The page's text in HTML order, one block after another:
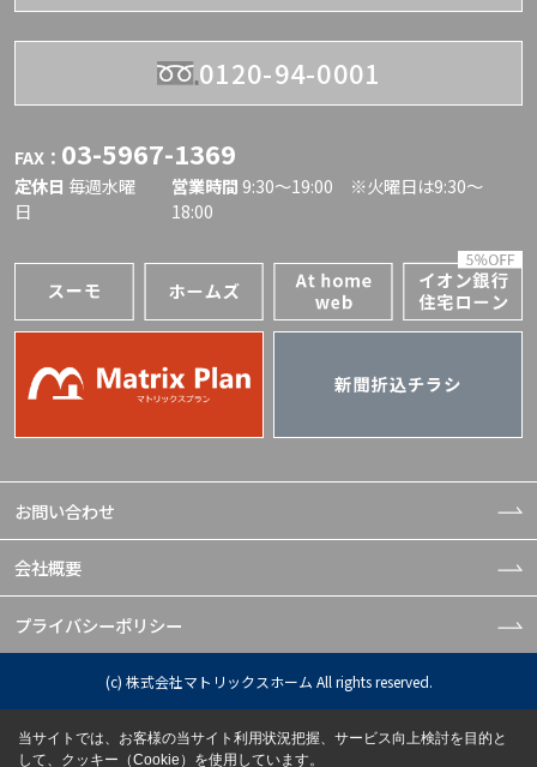
0120-94-0001
FAX： 03-5967-1369
定休日 毎週水曜
日
営業時間 9:30〜19:00 ※火曜日は9:30～
18:00
お問い合わせ
会社概要
プライバシーポリシー
(c) 株式会社マトリックスホーム All rights reserved.
当サイトでは、お客様の当サイト利用状況把握、サービス向上検討を目的と
して、クッキー（Cookie）を使用しています。